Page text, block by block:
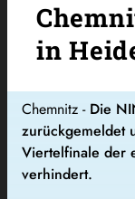
in
Chemnitz - Die
zurückgemeldet
Viertelfinale der
verhindert.